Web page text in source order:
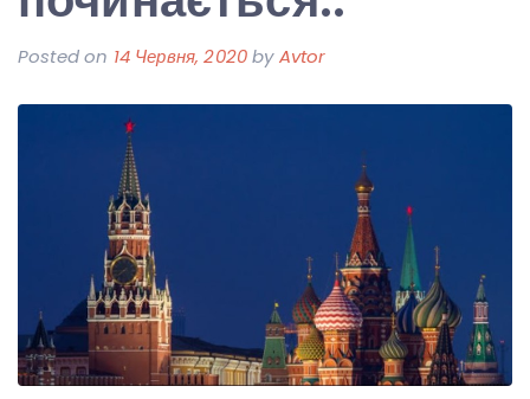
Posted on 14 Червня, 2020byAvtor